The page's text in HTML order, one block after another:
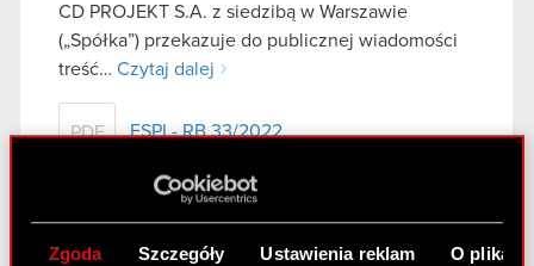
Zgoda Szczegóły Ustawienia reklam O
CD PROJEKT S.A. z siedzibą w Warszawie
(„Spółka”) przekazuje do publicznej wiadomości
treść… Czytaj dalej
PDF ESPI - RB 33/2022
Zawiadomienie - 23 września 2022